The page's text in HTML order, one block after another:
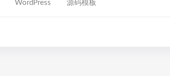
WordPress 源码模板